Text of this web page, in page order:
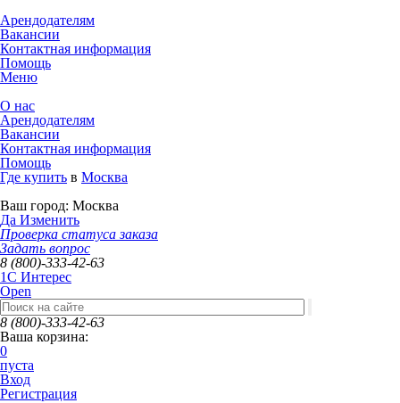
Арендодателям
Вакансии
Контактная информация
Помощь
Меню
О нас
Арендодателям
Вакансии
Контактная информация
Помощь
Где купить в Москва
Ваш город: Москва
Да Изменить
Проверка статуса заказа
Задать вопрос
8 (800)-333-42-63
1C Интерес
Open
8 (800)-333-42-63
Ваша корзина:
0
пуста
Вход
Регистрация